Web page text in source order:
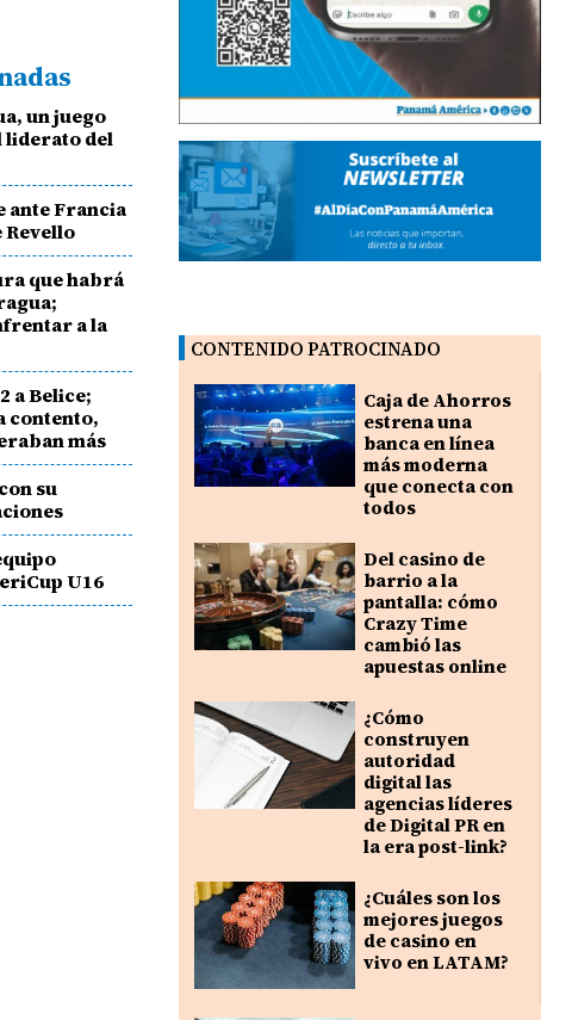
un juego
liderato del
ante Francia
Revello
que habrá
a la
a Belice;
contento,
más
su
U16
CONTENIDO PATROCINADO
Caja de Ahorros
estrena una
banca en línea
más moderna
que conecta con
todos
Del casino de
barrio a la
pantalla: cómo
Crazy Time
cambió las
apuestas online
¿Cómo
construyen
autoridad
digital las
agencias líderes
de Digital PR en
la era post-link?
¿Cuáles son los
mejores juegos
de casino en
vivo en LATAM?